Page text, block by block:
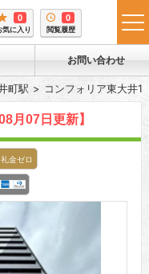
0
気に入り
0
閲覧履歴
お問い合わせ
町駅 コンフォリア東大井1
08月07日更新】
礼金ゼロ